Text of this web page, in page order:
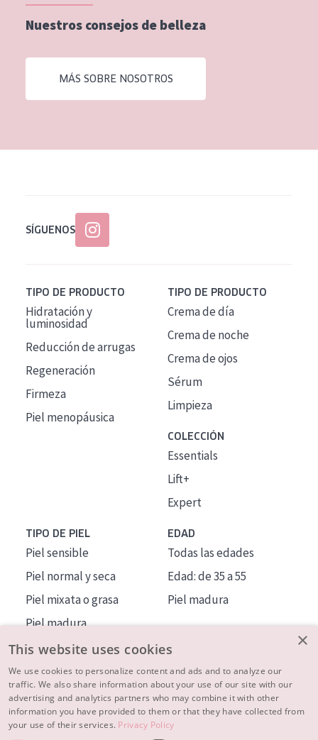
Piel madura
Piel expuesta al sol
Piel menopáusica
Todas las edades
Nuestros consejos de belleza
MÁS SOBRE NOSOTROS
SÍGUENOS
TIPO DE PRODUCTO
Hidratación y
luminosidad
Reducción de arrugas
Regeneración
Firmeza
Piel menopáusica
TIPO DE PRODUCTO
Crema de día
Crema de noche
Crema de ojos
Sérum
Limpieza
COLECCIÓN
Essentials
Lift+
Expert
TIPO DE PIEL
Piel sensible
Piel normal y seca
Piel mixata o grasa
Piel madura
Piel expuesta al sol
Piel menopáusica
EDAD
Todas las edades
Edad: de 35 a 55
Piel madura
MÁS SOBRE NOSOTROS
INSPIRACIÓN
×
This website uses cookies
We use cookies to personalize content and ads and to analyze our
traffic. We also share information about your use of our site with our
advertising and analytics partners who may combine it with other
information you have provided to them or that they have collected from
your use of their services. Privacy Policy